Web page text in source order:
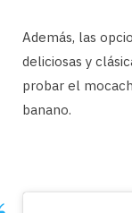
Además, las
deliciosas y
probar el
banano.